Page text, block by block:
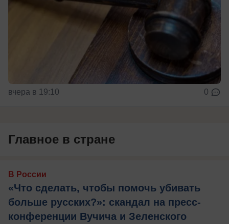
вчера в 19:10 0
Главное в стране
В России
«Что сделать, чтобы помочь убивать
больше русских?»: скандал на пресс-
конференции Вучича и Зеленского